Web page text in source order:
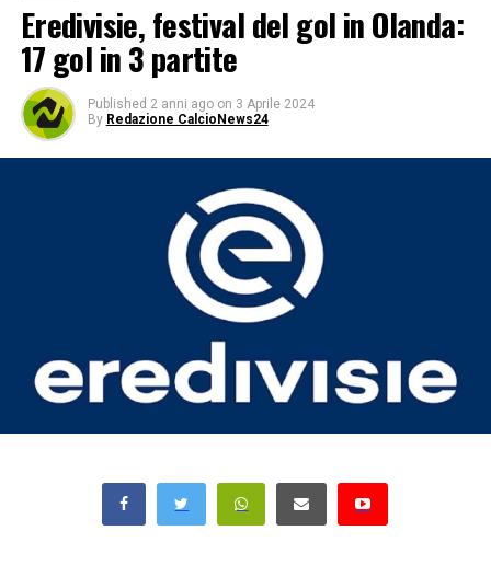
Eredivisie, festival del gol in Olanda:
17 gol in 3 partite
Published 2 anni ago on 3 Aprile 2024
By Redazione CalcioNews24